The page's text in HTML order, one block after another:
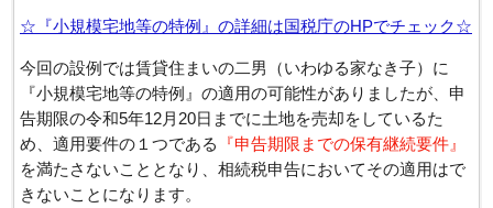
☆『小規模宅地等の特例』の詳細は国税庁のHPでチェック☆
今回の設例では賃貸住まいの二男（いわゆる家なき子）に
『小規模宅地等の特例』の適用の可能性がありましたが、申
告期限の令和5年12月20日までに土地を売却をしているた
め、適用要件の１つである
『申告期限までの保有継続要件』
を満たさないこととなり、相続税申告においてその適用はで
きないことになります。